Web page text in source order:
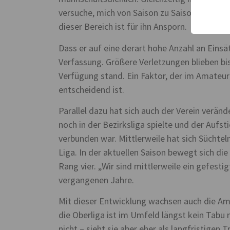
versuche, mich von Saison zu Saison zu
dieser Bereich ist für ihn Ansporn.
Dass er auf eine derart hohe Anzahl an
Verfassung. Größere Verletzungen blieben
Verfügung stand. Ein Faktor, der im
entscheidend ist.
Parallel dazu hat sich auch der Verein
noch in der Bezirksliga spielte und der
verbunden war. Mittlerweile hat sich
Liga. In der aktuellen Saison bewegt sich
Rang vier. „Wir sind mittlerweile ein
vergangenen Jahre.
Mit dieser Entwicklung wachsen auch die
die Oberliga ist im Umfeld längst kein Tabu